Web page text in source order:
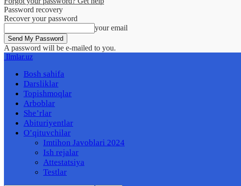
Password recovery
Recover your password
your email
A password will be e-mailed to you.
Ilmlar.uz
Bosh sahifa
Darsliklar
Topishmoqlar
Arboblar
She’rlar
Abituriyentlar
O’qituvchilar
Imtihon Javoblari 2024
Ish rejalar
Attestatsiya
Testlar